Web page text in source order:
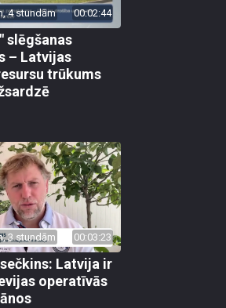
4 stundām 00:02:44
slēgšanas
– Latvijas
trūkums
3 stundām 00:03:23
Latvija ir
operatīvās